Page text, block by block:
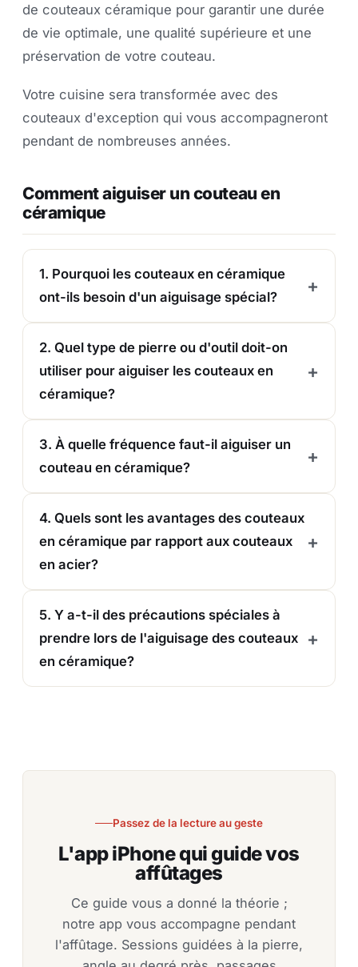
de couteaux céramique pour garantir une durée
de vie optimale, une qualité supérieure et une
préservation de votre couteau.
Votre cuisine sera transformée avec des
couteaux d'exception qui vous accompagneront
pendant de nombreuses années.
Comment aiguiser un couteau en
céramique
1. Pourquoi les couteaux en céramique
ont-ils besoin d'un aiguisage spécial?
2. Quel type de pierre ou d'outil doit-on
utiliser pour aiguiser les couteaux en
céramique?
3. À quelle fréquence faut-il aiguiser un
couteau en céramique?
4. Quels sont les avantages des couteaux
en céramique par rapport aux couteaux
en acier?
5. Y a-t-il des précautions spéciales à
prendre lors de l'aiguisage des couteaux
en céramique?
Passez de la lecture au geste
L'app iPhone qui guide vos
affûtages
Ce guide vous a donné la théorie ;
notre app vous accompagne pendant
l'affûtage. Sessions guidées à la pierre,